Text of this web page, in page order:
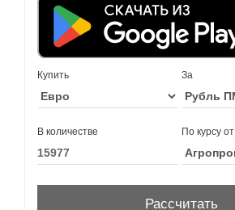
Купить За
В количестве По курсу от